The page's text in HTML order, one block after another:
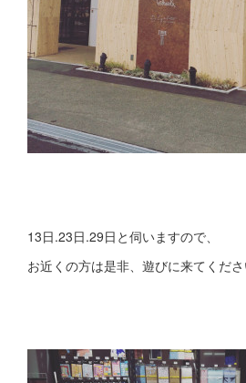
13日.23日.29日と伺いますので、
お近くの方は是非、遊びに来てくだ